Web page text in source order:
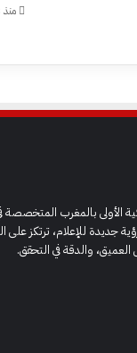
منذ 3 أيام
الأولى بالمغرب المتخصصة
جديدة للإعلام، ترتكز على
العميق، والدقة في التحقق.